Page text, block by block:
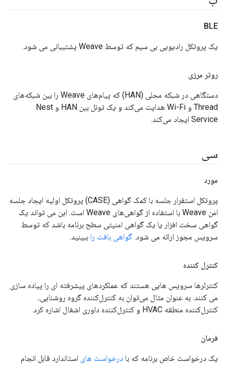
BLE
یک پروتکل رادیویی بی سیم که توسط Weave پشتیبانی می شود.
روتر مرزی
دستگاهی در شبکه محلی (HAN) که پیام‌های Weave را بین شبکه‌های
Thread و Wi-Fi هدایت می‌کند و یک تونل بین HAN و Nest
Service ایجاد می‌کند.
سی
مورد
پروتکل استقرار جلسه با کمک گواهی (CASE) پروتکل اولیه ایجاد جلسه
امن Weave با استفاده از گواهی‌های Weave است. این می تواند یک
گواهی سخت افزار یا یک گواهی امنیتی سطح برنامه باشد که توسط
سرویس مجوز ارائه می شود. گواهی بافت را ببینید.
کنترل کننده
کنترلرها سرویس هایی هستند که عملکردهای پیشرفته ای را پیاده سازی
می کنند. به عنوان مثال می‌توان به کنترل‌کننده گروه روشنایی،
کنترل‌کننده منطقه HVAC و کنترل‌کننده داوری اشغال اشاره کرد.
فرمان
یک درخواست خاص برنامه که با درخواست های استاندارد قابل انجام